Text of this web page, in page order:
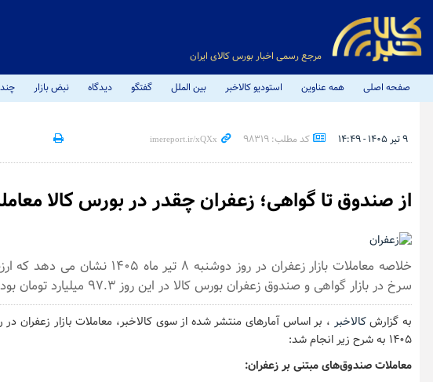
مرجع رسمی اخبار بورس کالای ایران
صفحه اصلی همه عناوین استودیو کالاخبر بین الملل گفتگو دیدگاه نبض بازار
۹ تیر ۱۴۰۵ - ۱۴:۴۹ کد مطلب: 98319
از صندوق تا گواهی؛ زعفران چقدر در بورس کالا
خلاصه معاملات بازار زعفران در روز دوشنبه ۸
سرخ در بازار گواهی و صندوق زعفران بورس کالا در این روز ۹۷.۳ میلیارد تومان بود.
به گزارشکالاخبر
۱۴۰۵ به شرح زیر انجام شد:
معاملات صندوق‌های مبتنی بر زعفران: